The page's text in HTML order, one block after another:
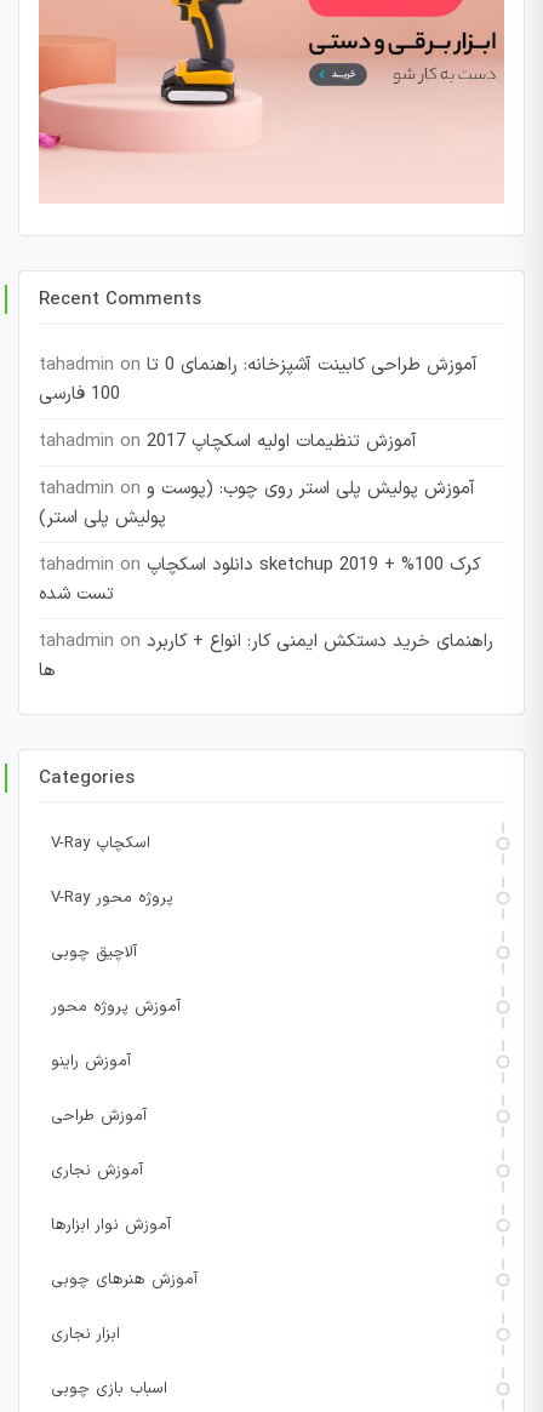
Recent Comments
tahadmin on آموزش طراحی کابینت آشپزخانه: راهنمای 0 تا
100 فارسی
tahadmin on
آموزش تنظیمات اولیه اسکچاپ 2017
tahadmin on آموزش پولیش پلی استر روی چوب: (پوست و
پولیش پلی استر)
tahadmin on دانلود اسکچاپ sketchup 2019 + کرک 100%
تست شده
tahadmin on راهنمای خرید دستکش ایمنی کار: انواع + کاربرد
ها
Categories
V-Ray اسکچاپ
V-Ray پروژه محور
آلاچیق چوبی
آموزش پروژه محور
آموزش راینو
آموزش طراحی
آموزش نجاری
آموزش نوار ابزارها
آموزش هنرهای چوبی
ابزار نجاری
اسباب بازی چوبی